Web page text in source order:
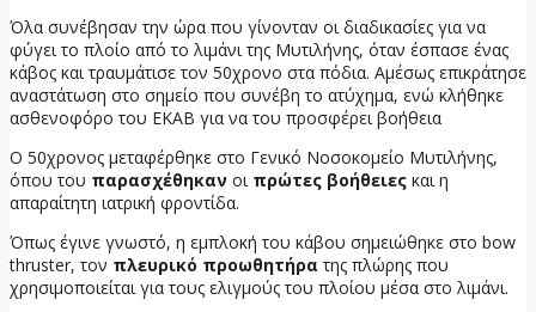
Όλα συνέβησαν την ώρα που γίνονταν οι διαδικασίες για να
φύγει το πλοίο από το λιμάνι της Μυτιλήνης, όταν έσπασε ένας
κάβος και τραυμάτισε τον 50χρονο στα πόδια. Αμέσως επικράτησε
αναστάτωση στο σημείο που συνέβη το ατύχημα, ενώ κλήθηκε
ασθενοφόρο του ΕΚΑΒ για να του προσφέρει βοήθεια
Ο 50χρονος μεταφέρθηκε στο Γενικό Νοσοκομείο Μυτιλήνης,
όπου του παρασχέθηκαν οι πρώτες βοήθειες και η
απαραίτητη ιατρική φροντίδα.
Όπως έγινε γνωστό, η εμπλοκή του κάβου σημειώθηκε στο bow
thruster, τον πλευρικό προωθητήρα της πλώρης που
χρησιμοποιείται για τους ελιγμούς του πλοίου μέσα στο λιμάνι.